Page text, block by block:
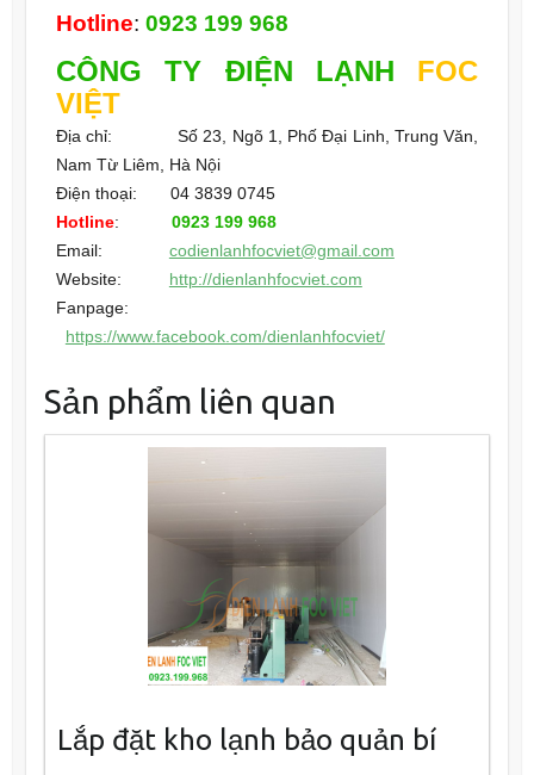
Hotline: 0923 199 968
CÔNG TY ĐIỆN LẠNH FOC
VIỆT
Địa chỉ: Số 23, Ngõ 1, Phố Đại Linh, Trung Văn,
Nam Từ Liêm, Hà Nội
Điện thoại: 04 3839 0745
Hotline:
0923 199 968
Email: codienlanhfocviet@gmail.com
Website: http://dienlanhfocviet.com
Fanpage:
https://www.facebook.com/dienlanhfocviet/
Sản phẩm liên quan
Lắp đặt kho lạnh bảo quản bí